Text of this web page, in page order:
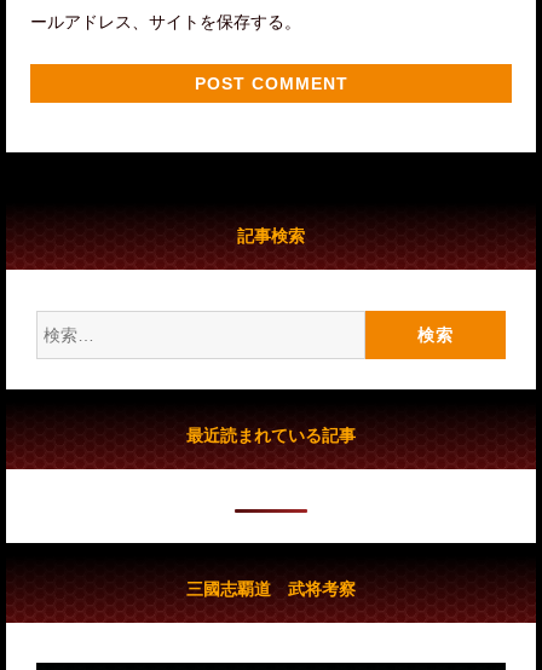
ールアドレス、サイトを保存する。
記事検索
索:
最近読まれている記事
三國志覇道 武将考察